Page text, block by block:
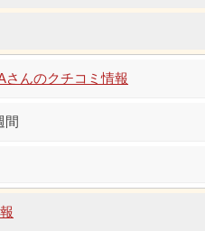
さんのクチコミ情報
間